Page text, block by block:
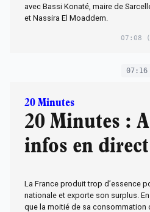
avec Bassi Konaté, maire de
et Nassira El Moaddem.
07:08
07:16
20 Minutes
20 Minutes :
infos en direct
La France produit trop d’essence
nationale et exporte son surplus.
que la moitié de sa consommation